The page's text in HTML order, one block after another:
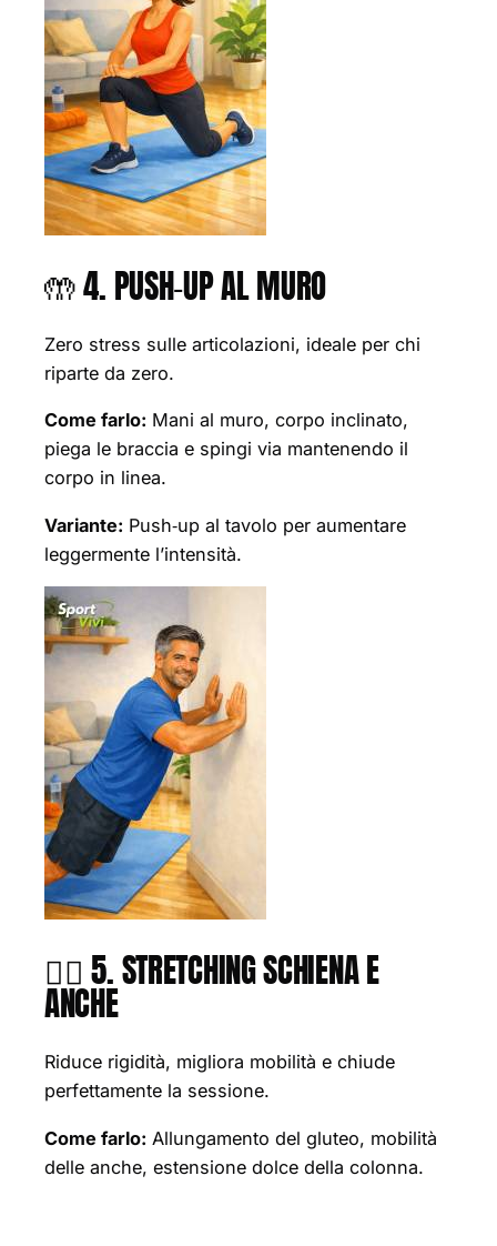
🤲 4. PUSH‑UP AL MURO
Zero stress sulle articolazioni, ideale per chi
riparte da zero.
Come farlo: Mani al muro, corpo inclinato,
piega le braccia e spingi via mantenendo il
corpo in linea.
Variante: Push‑up al tavolo per aumentare
leggermente l’intensità.
🧘‍♂️ 5. STRETCHING SCHIENA E
ANCHE
Riduce rigidità, migliora mobilità e chiude
perfettamente la sessione.
Come farlo: Allungamento del gluteo, mobilità
delle anche, estensione dolce della colonna.